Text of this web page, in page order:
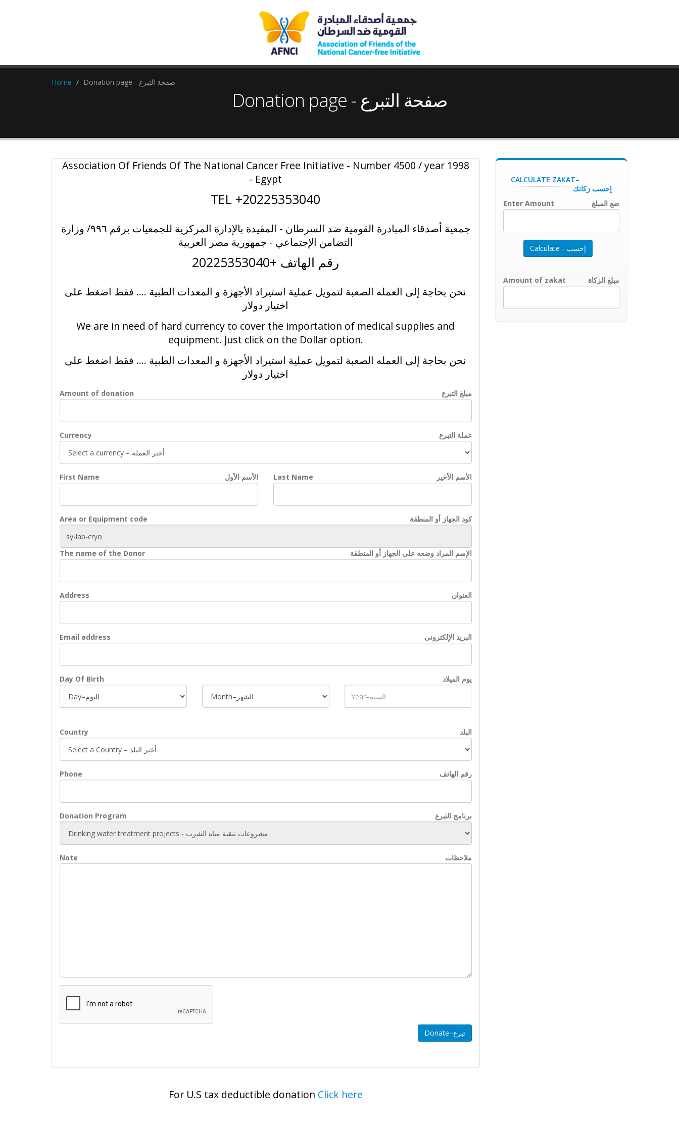
Home Donation page - صفحة التبرع
Donation page - صفحة التبرع
Association Of Friends Of The National Cancer Free Initiative - Number 4500 / year 1998
- Egypt
TEL +20225353040
جمعية أصدقاء المبادرة القومية ضد السرطان - المقيدة بالإدارة المركزية للجمعيات برقم ٩٩٦/ وزارة
التضامن الإجتماعي - جمهورية مصر العربية
رقم الهاتف +20225353040
نحن بحاجة إلى العمله الصعبة لتمويل عملية استيراد الأجهزة و المعدات الطبية .... فقط اضغط على
اختيار دولار
We are in need of hard currency to cover the importation of medical supplies and
equipment. Just click on the Dollar option.
نحن بحاجة إلى العمله الصعبة لتمويل عملية استيراد الأجهزة و المعدات الطبية .... فقط اضغط على
اختيار دولار
Amount of donation مبلغ التبرع
Currency عملة التبرع
First Name الأسم الأول Last Name الأسم الأخير
Area or Equipment code كود الجهاز أو المنطقة
The name of the Donor الإسم المراد وضعه على الجهاز أو المنطقة
Address العنوان
Email address البريد الإلكترونى
Day Of Birth يوم الميلاد
Country البلد
Phone رقم الهاتف
Donation Program برنامج التبرع
Note ملاحظات
For U.S tax deductible donation Click here
CALCULATE ZAKAT–
إحسب زكاتك
Enter Amount
ضع المبلغ
Amount of zakat مبلغ الزكاة